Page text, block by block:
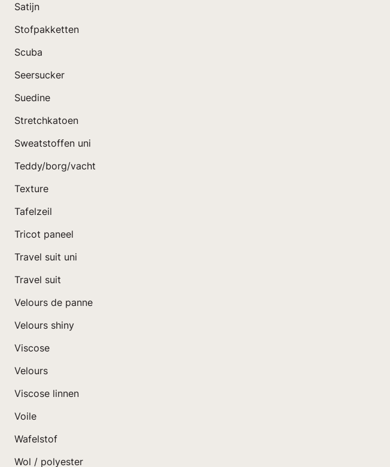
Satijn
Stofpakketten
Scuba
Seersucker
Suedine
Stretchkatoen
Sweatstoffen uni
Teddy/borg/vacht
Texture
Tafelzeil
Tricot paneel
Travel suit uni
Travel suit
Velours de panne
Velours shiny
Viscose
Velours
Viscose linnen
Voile
Wafelstof
Wol / polyester